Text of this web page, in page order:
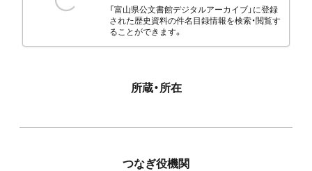
「富山県公文書館デジタルアーカイブ」に登録
された歴史資料の件名目録情報を検索・閲覧す
ることができます。
所蔵・所在
つなぎ役機関